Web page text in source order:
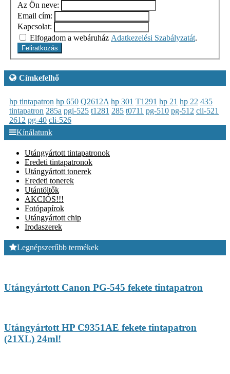
Az Ön neve:
Email cím:
Kapcsolat:
Elfogadom a webáruház Adatkezelési Szabályzatát.
Feliratkozás
Címkefelhő
hp tintapatron hp 650 Q2612A hp 301 T1291 hp 21 hp 22 435
tintapatron 285a pgi-525 t1281 285 t0711 pg-510 pg-512 cli-521
2612 pg-40 cli-526
Kínálatunk
Utángyártott tintapatronok
Eredeti tintapatronok
Utángyártott tonerek
Eredeti tonerek
Utántöltők
AKCIÓS!!!
Fotópapírok
Utángyártott chip
Irodaszerek
Legnépszerűbb termékek
Utángyártott Canon PG-545 fekete tintapatron
Utángyártott HP C9351AE fekete tintapatron
(21XL) 24ml!